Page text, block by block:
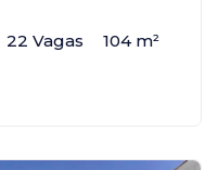
22 Vagas 104 m²